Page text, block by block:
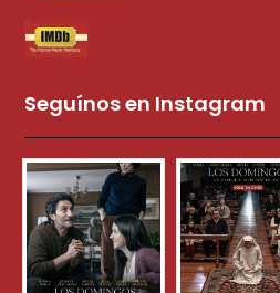
Seguínos en Instagram